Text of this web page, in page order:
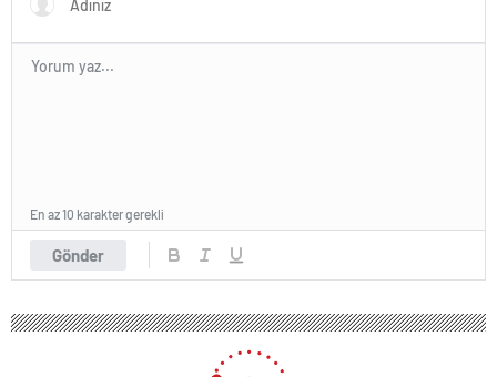
Gönder
En az 10 karakter gerekli